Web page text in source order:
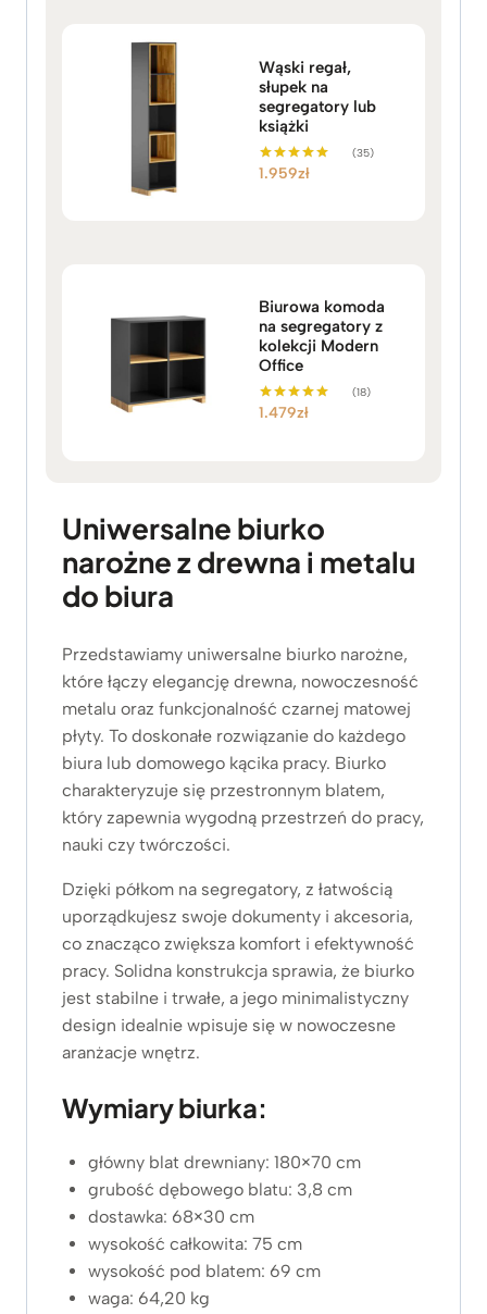
Wąski regał,
słupek na
segregatory lub
książki
Oceniono
(35)
1.959zł
Biurowa komoda
na segregatory z
kolekcji Modern
Office
Oceniono
(18)
1.479zł
Uniwersalne biurko
narożne z drewna i metalu
do biura
Przedstawiamy uniwersalne biurko narożne,
które łączy elegancję drewna, nowoczesność
metalu oraz funkcjonalność czarnej matowej
płyty. To doskonałe rozwiązanie do każdego
biura lub domowego kącika pracy. Biurko
charakteryzuje się przestronnym blatem,
który zapewnia wygodną przestrzeń do pracy,
nauki czy twórczości.
Dzięki półkom na segregatory, z łatwością
uporządkujesz swoje dokumenty i akcesoria,
co znacząco zwiększa komfort i efektywność
pracy. Solidna konstrukcja sprawia, że biurko
jest stabilne i trwałe, a jego minimalistyczny
design idealnie wpisuje się w nowoczesne
aranżacje wnętrz.
Wymiary biurka:
główny blat drewniany: 180×70 cm
grubość dębowego blatu: 3,8 cm
dostawka: 68×30 cm
wysokość całkowita: 75 cm
wysokość pod blatem: 69 cm
waga: 64,20 kg